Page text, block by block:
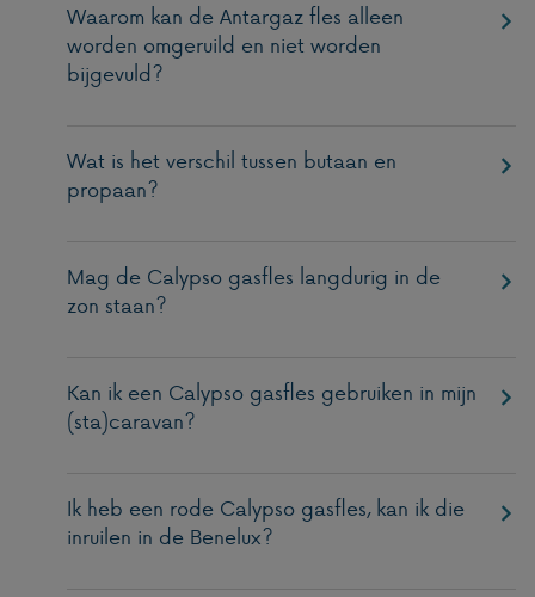
Waarom kan de Antargaz fles alleen
worden omgeruild en niet worden
bijgevuld?
Wat is het verschil tussen butaan en
propaan?
Mag de Calypso gasfles langdurig in de
zon staan?
Kan ik een Calypso gasfles gebruiken in mijn
(sta)caravan?
Ik heb een rode Calypso gasfles, kan ik die
inruilen in de Benelux?